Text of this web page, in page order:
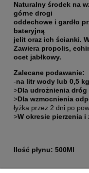
Naturalny środek na
górne drogi
oddechowe i gardło
bateryjną
jelit oraz ich ścianki.
Zawiera propolis,
ocet jabłkowy.
Zalecane podawanie:
-na litr wody lub 0,5
>Dla udrożnienia
>Dla wzmocnienia
łyżka przez 2 dni po
>W okresie pierzenia i
Ilość płynu: 500Ml